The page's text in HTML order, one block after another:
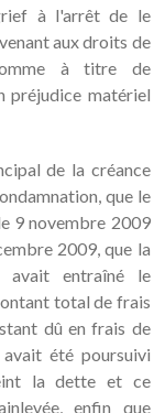
à l'arrêt de le
aux droits de
à titre de
préjudice matériel
de la créance
que le
9 novembre 2009
2009, que la
avait entraîné le
total de frais
dû en frais de
été poursuivi
la dette et ce
enfin que